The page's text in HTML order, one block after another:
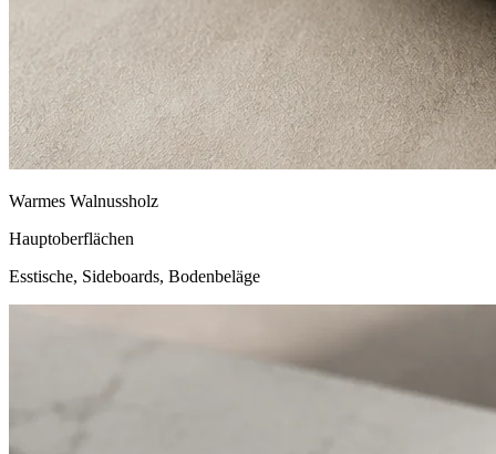
Warmes Walnussholz
Hauptoberflächen
Esstische, Sideboards, Bodenbeläge